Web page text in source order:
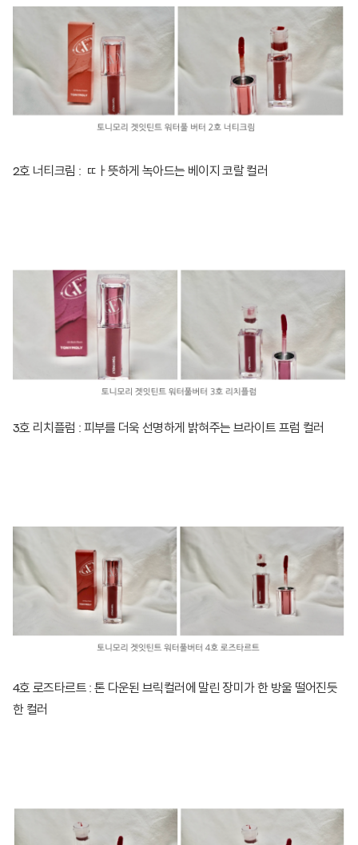
2호 너티크림 : ㄸㅏ뜻하게 녹아드는 베이지 코랄 컬러
3호 리치플럼 : 피부를 더욱 선명하게 밝혀주는 브라이트 프럼 컬러
4호 로즈타르트 : 톤 다운된 브릭컬러에 말린 장미가 한 방울 떨어진듯
한 컬러